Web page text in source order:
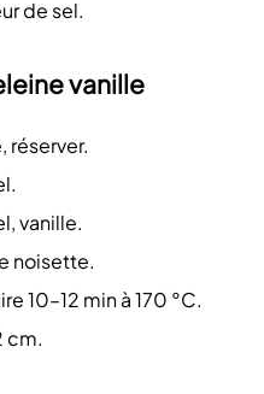
de sel.
vanille
réserver.
vanille.
noisette.
10–12 min à 170 °C.
cm.